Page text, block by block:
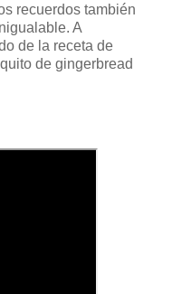
recuerdos también
A
de la receta de
de gingerbread